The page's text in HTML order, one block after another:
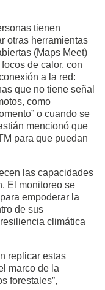
tienen
otras herramientas
(Maps Meet)
de calor, con
a la red:
que no tiene señal
como
o cuando se
mencionó que
para que puedan
las capacidades
El monitoreo se
empoderar la
de sus
climática
replicar estas
marco de la
forestales”,